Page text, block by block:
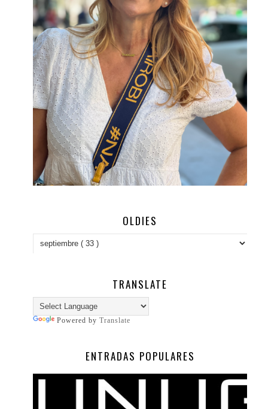
OLDIES
TRANSLATE
Powered by Translate
ENTRADAS POPULARES